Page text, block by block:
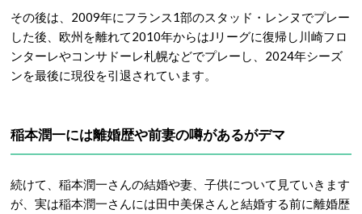
その後は、2009年にフランス1部のスタッド・レンヌでプレー
した後、欧州を離れて2010年からはJリーグに復帰し川崎フロ
ンターレやコンサドーレ札幌などでプレーし、2024年シーズ
ンを最後に現役を引退されています。
稲本潤一には離婚歴や前妻の噂があるがデマ
続けて、稲本潤一さんの結婚や妻、子供について見ていきます
が、実は稲本潤一さんには田中美保さんと結婚する前に離婚歴